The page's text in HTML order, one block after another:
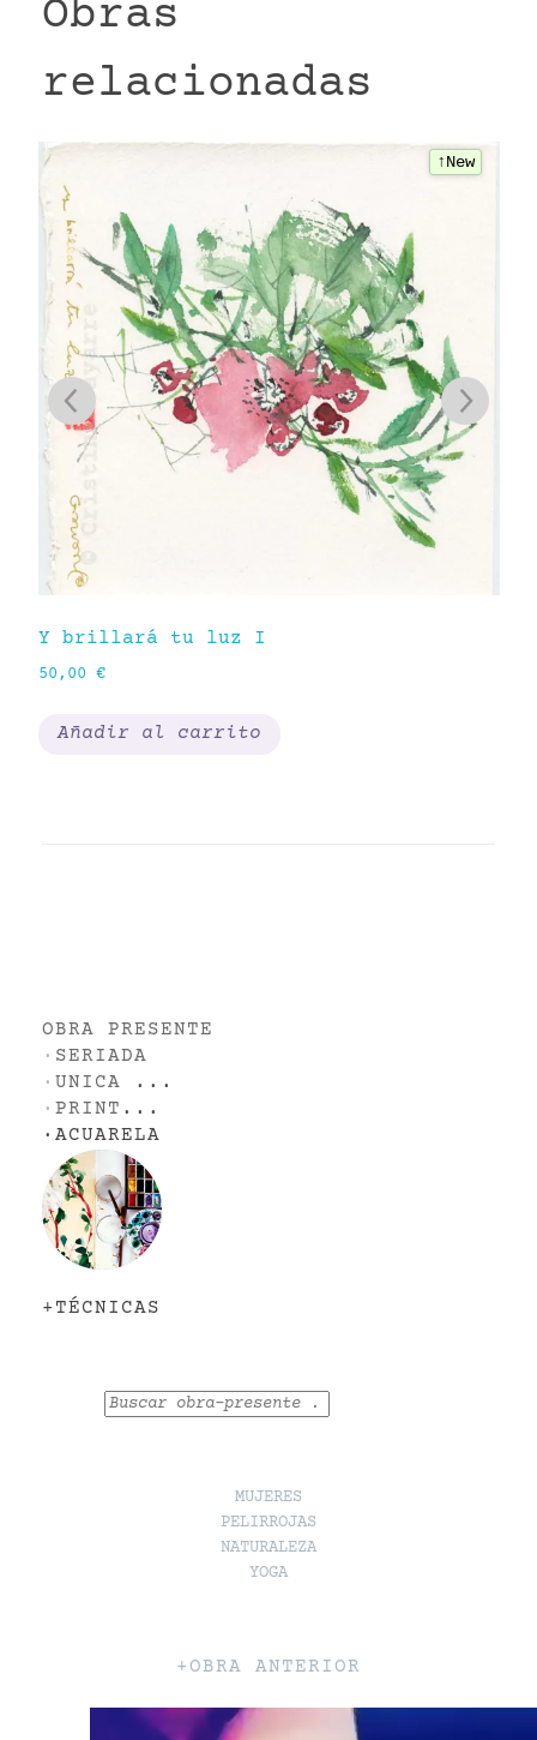
Obras
relacionadas
↑New
Y brillará tu luz I
50,00 €
Añadir al carrito
OBRA PRESENTE
· SERIADA
· UNICA ...
· PRINT ...
· ACUARELA
+TÉCNICAS
MUJERES
PELIRROJAS
NATURALEZA
YOGA
+OBRA ANTERIOR